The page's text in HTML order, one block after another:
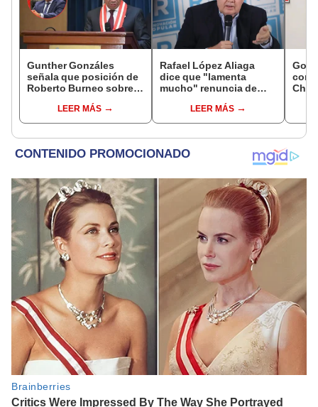
Gunther Gonzáles
señala que posición de
Roberto Burneo sobre
Aliaga no representan al
JNE
LEER MÁS
Rafael López Aliaga
dice que "lamenta
mucho" renuncia de
intentó"LEER MÁS